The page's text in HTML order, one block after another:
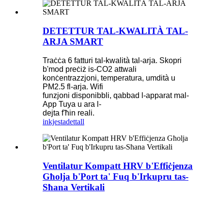
DETETTUR TAL-KWALITÀ TAL-
ARJA SMART
Traċċa 6 fatturi tal-kwalità tal-arja. Skopri
b'mod preċiż is-CO2 attwali
konċentrazzjoni, temperatura, umdità u
PM2.5 fl-arja. Wifi
funzjoni disponibbli, qabbad l-apparat mal-
App Tuya u ara l-
dejta f'ħin reali.
inkjestadettall
Ventilatur Kompatt HRV b'Effiċjenza
Għolja b'Port ta' Fuq b'Irkupru tas-
Sħana Vertikali